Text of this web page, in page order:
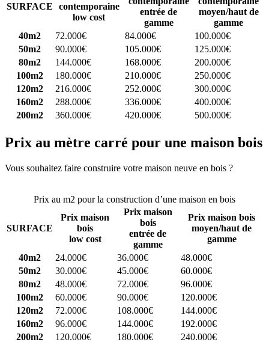
SURFACE
contemporaine
low cost
entrée de
gamme
moyen/haut de
gamme
40m2
72.000€ 84.000€
100.000€
50m2
90.000€ 105.000€
125.000€
80m2
144.000€ 168.000€
200.000€
100m2
180.000€ 210.000€
250.000€
120m2
216.000€ 252.000€
300.000€
160m2
288.000€ 336.000€
400.000€
200m2
360.000€ 420.000€ 500.000€
Prix au mètre carré pour une maison bois
Vous souhaitez faire construire votre maison neuve en bois ?
Prix au m2 pour la construction d’une maison en bois
SURFACE
Prix maison
bois
low cost
Prix maison
bois
entrée de
gamme
Prix maison bois
moyen/haut de
gamme
40m2
24.000€ 36.000€
48.000€
50m2
30.000€ 45.000€
60.000€
80m2
48.000€ 72.000€
96.000€
100m2
60.000€ 90.000€
120.000€
120m2
72.000€ 108.000€
144.000€
160m2
96.000€ 144.000€
192.000€
200m2
120.000€ 180.000€ 240.000€